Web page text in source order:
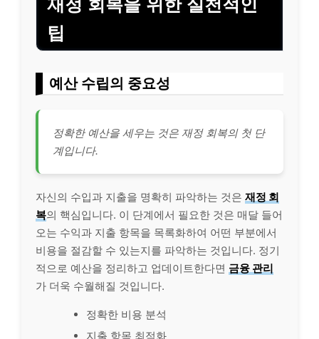
재정 회복을 위한 실천적인
팁
예산 수립의 중요성
정확한 예산을 세우는 것은 재정 회복의 첫 단
계입니다.
자신의 수입과 지출을 명확히 파악하는 것은 재정 회
복의 핵심입니다. 이 단계에서 필요한 것은 매달 들어
오는 수익과 지출 항목을 목록화하여 어떤 부분에서
비용을 절감할 수 있는지를 파악하는 것입니다. 정기
적으로 예산을 정리하고 업데이트한다면 금융 관리
가 더욱 수월해질 것입니다.
정확한 비용 분석
지출 항목 최적화